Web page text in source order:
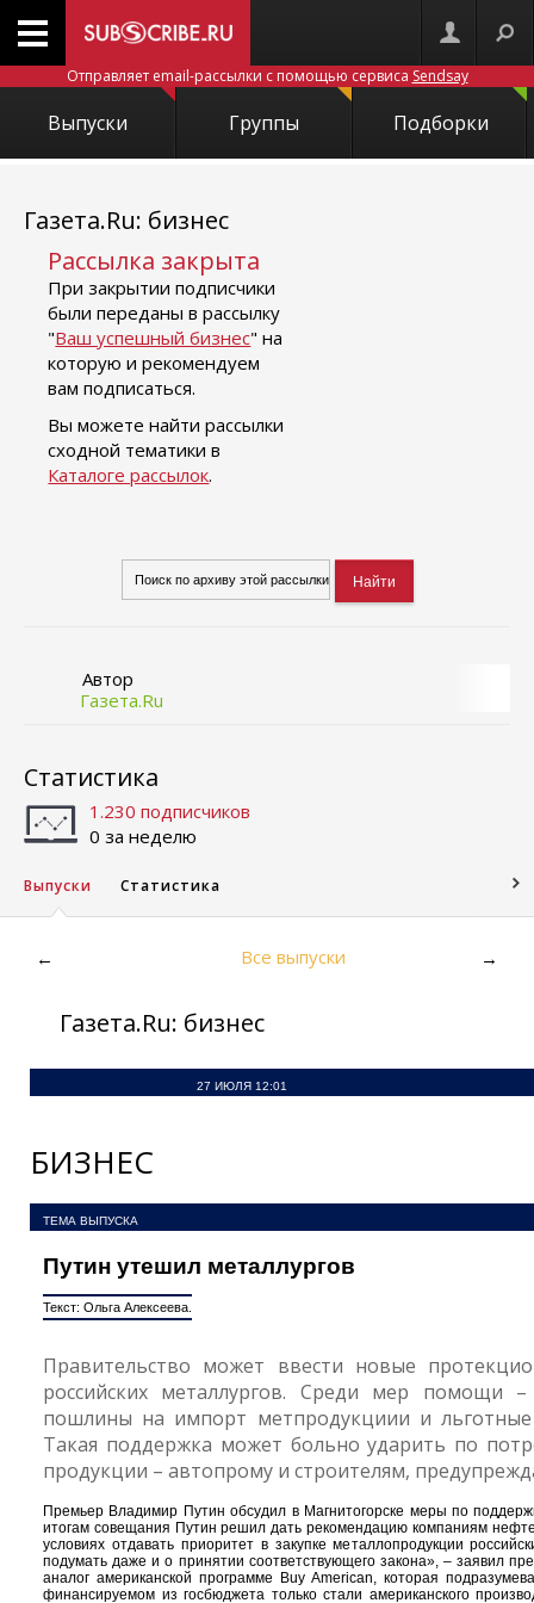
Отправляет email-рассылки с помощью сервиса Sendsay
Выпуски Группы Подборки
Газета.Ru: бизнес
Рассылка закрыта
При закрытии подписчики
были переданы в рассылку
"Ваш успешный бизнес" на
которую и рекомендуем
вам подписаться.
Вы можете найти рассылки
сходной тематики в
Каталоге рассылок.
Автор
Газета.Ru
Статистика
1.230 подписчиков
0 за неделю
Выпуски Статистика
← Все выпуски →
Газета.Ru: бизнес
27 ИЮЛЯ 12:01
БИЗНЕС
ТЕМА ВЫПУСКА
Путин утешил металлургов
Текст: Ольга Алексеева.
Правительство может ввести новые
российских металлургов. Среди мер помощи
пошлины на импорт метпродукциии и
Такая поддержка может больно ударить по
продукции – автопрому и строителям,
Премьер Владимир Путин обсудил в Магнитогорске меры по
итогам совещания Путин решил дать рекомендацию компаниям
условиях отдавать приоритет в закупке металлопродукции
подумать даже и о принятии соответствующего закона», – заявил
аналог американской программе Buy American, которая
финансируемом из госбюджета только стали американского